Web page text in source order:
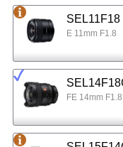
SEL11F18
E 11mm F1.8
FE 14mm